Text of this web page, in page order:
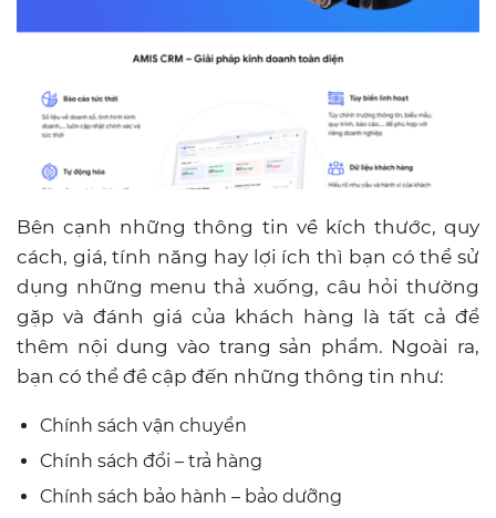
Bên cạnh những thông tin về kích thước, quy
cách, giá, tính năng hay lợi ích thì bạn có thể sử
dụng những menu thả xuống, câu hỏi thường
gặp và đánh giá của khách hàng là tất cả để
thêm nội dung vào trang sản phẩm. Ngoài ra,
bạn có thể đề cập đến những thông tin như:
Chính sách vận chuyển
Chính sách đổi – trả hàng
Chính sách bảo hành – bảo dưỡng